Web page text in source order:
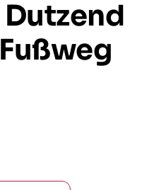
Dutzend
Fußweg